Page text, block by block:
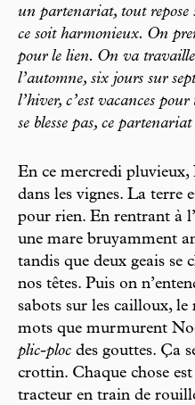
un partenariat, tout repose
ce soit harmonieux. On
pour le lien. On va
l’automne, six jours sur
l’hiver, c’est vacances
se blesse pas, ce
En ce mercredi
dans les vignes. La terre
pour rien. En rentrant à
une mare bruyamment
tandis que deux geais se
nos têtes. Puis on
sabots sur les cailloux, le
mots que murmurent
plic-ploc des gouttes. Ça
crottin. Chaque chose
tracteur en train de